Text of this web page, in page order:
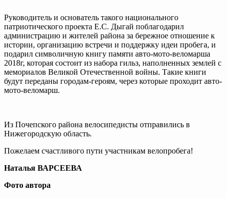
Руководитель и основатель такого национального
патриотического проекта Е.С. Дыгай поблагодарил
администрацию и жителей района за бережное отношение к
истории, организацию встречи и поддержку идеи пробега, и
подарил символичную книгу памяти авто-мото-веломарша
2018г, которая состоит из набора гильз, наполненных землей с
мемориалов Великой Отечественной войны. Такие книги
будут переданы городам-героям, через которые проходит авто-
мото-веломарш.
Из Почепского района велосипедисты отправились в
Нижегородскую область.
Пожелаем счастливого пути участникам велопробега!
Наталья ВАРСЕЕВА
Фото автора